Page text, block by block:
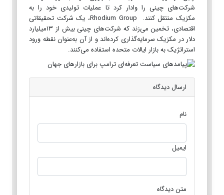
شرکت‌های چینی را وادار کرد تا عملیات تولیدی خود را به
مکزیک منتقل کنند. Rhodium Group، یک شرکت تحقیقاتی
اقتصادی، تخمین می‌زند که شرکت‌های چینی بیش از ۱۳میلیارد
دلار در مکزیک سرمایه‌گذاری کرده‌اند و از آن به‌عنوان نقطه ورود
استراتژیک به بازار ایالات متحده استفاده می‌کنند.
ارسال دیدگاه
نام
ایمیل
متن دیدگاه